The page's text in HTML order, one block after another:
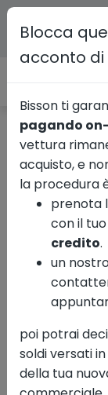
Ricerca veicoli
Transit
Mostra le
FORD
tdci
USATA
Blocca
acconto di
Bisson ti
pagando
vettura
acquisto, e
la procedura
prenota
con il
credito.
un
poi potrai
soldi versati
della tua